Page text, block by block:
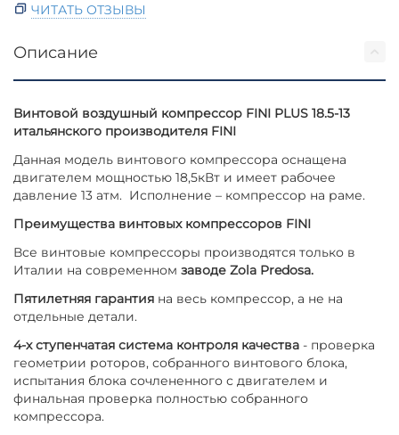
ЧИТАТЬ ОТЗЫВЫ
Описание
Винтовой воздушный компрессор FINI PLUS 18.5-13
итальянского производителя FINI
Данная модель винтового компрессора оснащена
двигателем мощностью 18,5кВт и имеет рабочее
давление 13 атм. Исполнение – компрессор на раме.
Преимущества винтовых компрессоров FINI
Все винтовые компрессоры производятся только в
Италии на современномзаводе Zola Predosa.
Пятилетняя гарантия на весь компрессор, а не на
отдельные детали.
4-х ступенчатая система контроля качества - проверка
геометрии роторов, собранного винтового блока,
испытания блока сочлененного с двигателем и
финальная проверка полностью собранного
компрессора.